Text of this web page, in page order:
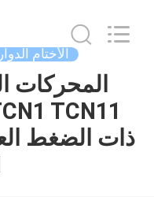
منزل،
الأختام